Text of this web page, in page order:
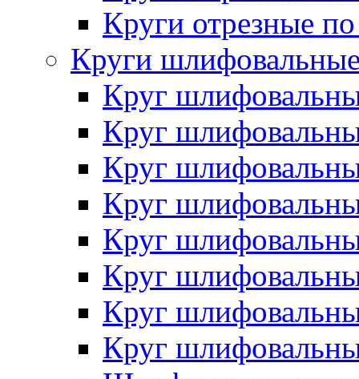
Круги отрезные
Круги
Круг
Круг
Круг
Круг
Круг
Круг
Круг
Круг